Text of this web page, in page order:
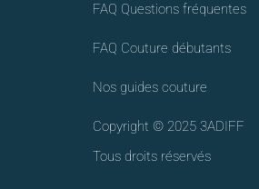
FAQ Questions fréquentes
FAQ Couture débutants
Nos guides couture
Copyright © 2025 3ADIFF
Tous droits réservés